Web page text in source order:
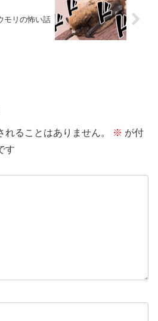
モリの怖い話
れることはありません。 ※ が付
す